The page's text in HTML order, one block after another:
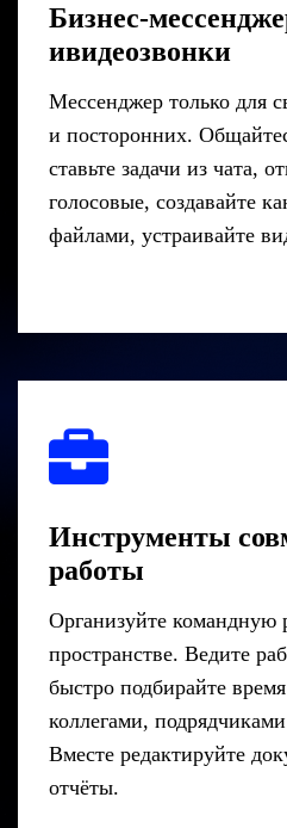
Бизнес-
ивидеозвонки
Мессенджер только для
и посторонних.
ставьте задачи из чата,
голосовые, создавайте
файлами, устраивайте
Инструменты
работы
Организуйте командную
пространстве. Ведите
быстро подбирайте
коллегами,
Вместе редактируйте
отчёты.